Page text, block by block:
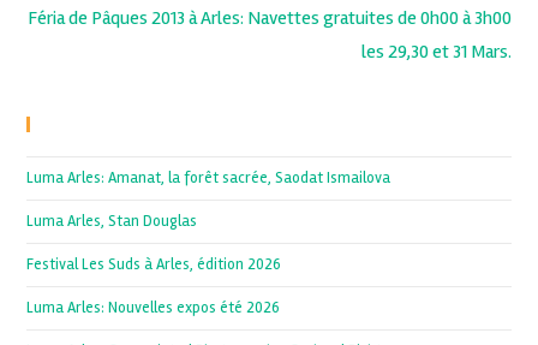
Féria de Pâques 2013 à Arles: Navettes gratuites de 0h00 à 3h00
les 29,30 et 31 Mars.
Luma Arles: Amanat, la forêt sacrée, Saodat Ismailova
Luma Arles, Stan Douglas
Festival Les Suds à Arles, édition 2026
Luma Arles: Nouvelles expos été 2026